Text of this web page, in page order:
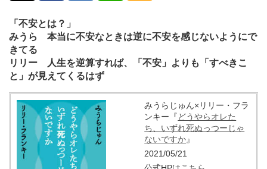
「不安とは？」
みうら 本当に不安なときは逆に不安を感じないようにで
きてる
リリー 人生を逆算すれば、「不安」よりも「すべきこ
と」が見えてくるはず
みうらじゅん×リリー・フラ
ンキー『どうやらオレた
ち、いずれ死ぬっつーじゃ
ないですか』
2021/05/21